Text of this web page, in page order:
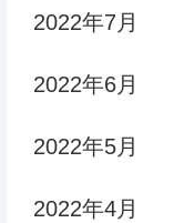
2022年7月
2022年6月
2022年5月
2022年4月